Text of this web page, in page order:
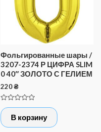
Фольгированные шары /
3207-2374 Р ЦИФРА SLIM
0 40″ ЗОЛОТО С ГЕЛИЕМ
220₴
Оценка
0
5
В корзину